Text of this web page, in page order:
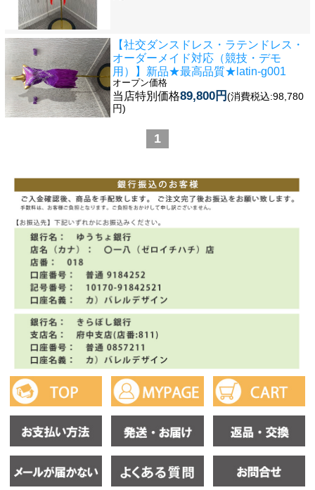
【社交ダンスドレス・ラテンドレス・
オーダーメイド対応（競技・デモ
用）】新品★最高品質★latin-g001
オープン価格
当店特別価格89,800円(消費税込:98,780
円)
1